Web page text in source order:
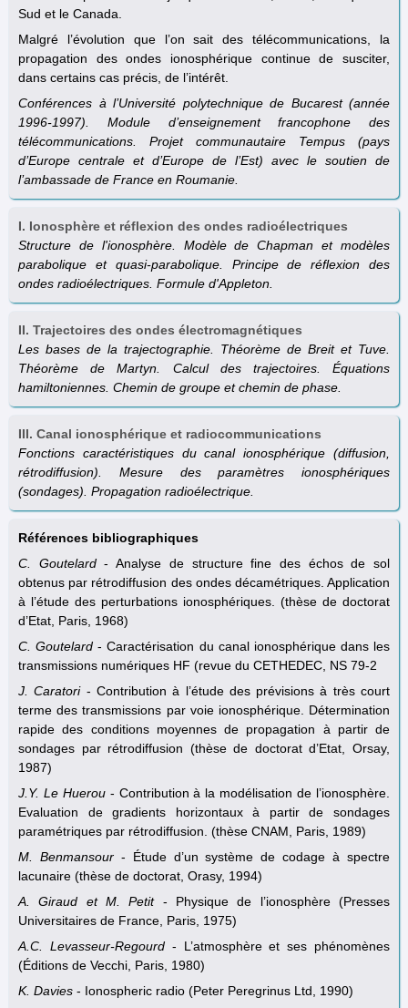
Sud et le Canada.
Malgré l’évolution que l’on sait des télécommunications, la
propagation des ondes ionosphérique continue de susciter,
dans certains cas précis, de l’intérêt.
Conférences à l’Université polytechnique de Bucarest (année
1996-1997). Module d’enseignement francophone des
télécommunications. Projet communautaire Tempus (pays
d’Europe centrale et d’Europe de l’Est) avec le soutien de
l’ambassade de France en Roumanie.
I. Ionosphère et réflexion des ondes radioélectriques
Structure de l'ionosphère. Modèle de Chapman et modèles
parabolique et quasi-parabolique. Principe de réflexion des
ondes radioélectriques. Formule d'Appleton.
II. Trajectoires des ondes électromagnétiques
Les bases de la trajectographie. Théorème de Breit et Tuve.
Théorème de Martyn. Calcul des trajectoires. Équations
hamiltoniennes. Chemin de groupe et chemin de phase.
III. Canal ionosphérique et radiocommunications
Fonctions caractéristiques du canal ionosphérique (diffusion,
rétrodiffusion). Mesure des paramètres ionosphériques
(sondages). Propagation radioélectrique.
Références bibliographiques
C. Goutelard- Analyse de structure fine des échos de sol
obtenus par rétrodiffusion des ondes décamétriques. Application
à l’étude des perturbations ionosphériques. (thèse de doctorat
d’Etat, Paris, 1968)
C. Goutelard - Caractérisation du canal ionosphérique dans les
transmissions numériques HF (revue du CETHEDEC, NS 79-2
J. Caratori- Contribution à l’étude des prévisions à très court
terme des transmissions par voie ionosphérique. Détermination
rapide des conditions moyennes de propagation à partir de
sondages par rétrodiffusion (thèse de doctorat d’Etat, Orsay,
1987)
J.Y. Le Huerou- Contribution à la modélisation de l’ionosphère.
Evaluation de gradients horizontaux à partir de sondages
paramétriques par rétrodiffusion. (thèse CNAM, Paris, 1989)
M. Benmansour- Étude d’un système de codage à spectre
lacunaire (thèse de doctorat, Orasy, 1994)
A. Giraud et M. Petit- Physique de l’ionosphère (Presses
Universitaires de France, Paris, 1975)
A.C. Levasseur-Regourd- L’atmosphère et ses phénomènes
(Éditions de Vecchi, Paris, 1980)
K. Davies - Ionospheric radio (Peter Peregrinus Ltd, 1990)